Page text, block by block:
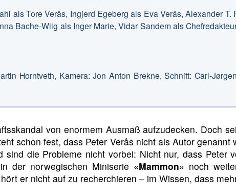
als Tore Verås, Ingjerd Egeberg als Eva Verås, Alexander
Bache-Wiig als Inger Marie, Vidar Sandem als
Horntveth, Kamera: Jon Anton Brekne, Schnitt: Carl-
von enormem Ausmaß aufzudecken. Doch
schon fest, dass Peter Verås nicht als Autor
die Probleme nicht vorbei: Nicht nur, dass Peter
der norwegischen Miniserie «Mammon» noch
er nicht auf zu recherchieren – im Wissen, dass